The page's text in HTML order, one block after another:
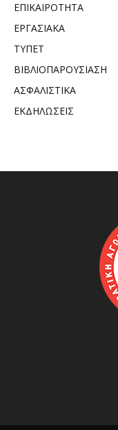
ΕΠΙΚΑΙΡΟΤΗΤΑ
ΕΡΓΑΣΙΑΚΑ
ΤΥΠΕΤ
ΒΙΒΛΙΟΠΑΡΟΥΣΙΑΣΗ
ΑΣΦΑΛΙΣΤΙΚΑ
ΕΚΔΗΛΩΣΕΙΣ